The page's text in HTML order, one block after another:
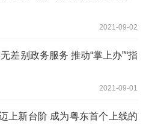
2021-09-02
差别政务服务 推动“掌上办”“指
2021-09-01
上新台阶 成为粤东首个上线的